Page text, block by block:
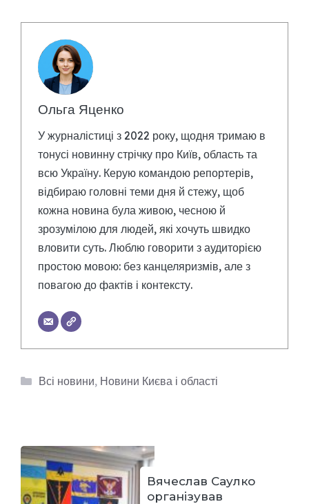
Ольга Яценко
У журналістиці з 2022 року, щодня тримаю в
тонусі новинну стрічку про Київ, область та
всю Україну. Керую командою репортерів,
відбираю головні теми дня й стежу, щоб
кожна новина була живою, чесною й
зрозумілою для людей, які хочуть швидко
вловити суть. Люблю говорити з аудиторією
простою мовою: без канцеляризмів, але з
повагою до фактів і контексту.
Категорії
Всі новини, Новини Києва і області
Вячеслав Саулко
організував